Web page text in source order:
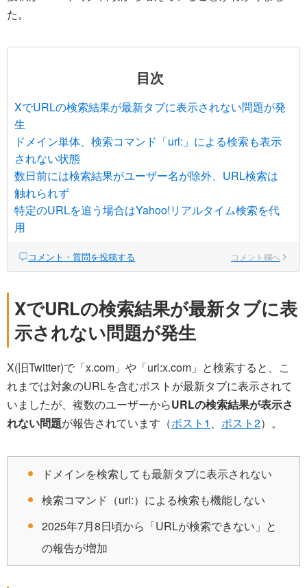
た。
目次
XでURLの検索結果が最新タブに表示されない問題が発
生
ドメイン単体、検索コマンド「url:」による検索も表示
されない状態
数日前には検索結果がユーザー名が除外、URL検索は
触れられず
特定のURLを追う場合はYahoo!リアルタイム検索を代
用
コメント・質問を投稿する コメント欄へ
XでURLの検索結果が最新タブに表
示されない問題が発生
X(旧Twitter)で「x.com」や「url:x.com」と検索すると、こ
れまでは対象のURLを含むポストが最新タブに表示されて
いましたが、複数のユーザーからURLの検索結果が表示さ
れない問題が報告されています（ポスト1 、 ポスト2）。
ドメインを検索しても最新タブに表示されない
検索コマンド（url:）による検索も機能しない
2025年7月8日頃から「URLが検索できない」と
の報告が増加